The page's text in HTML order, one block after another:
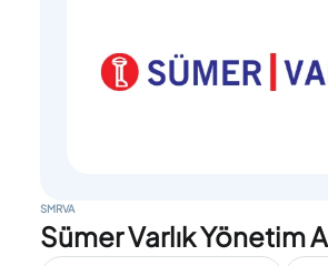
SMRVA
Sümer Varlık Yönetim